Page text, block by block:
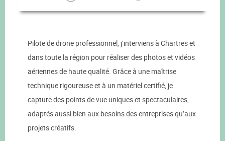
Pilote de drone professionnel, j’interviens à Chartres et
dans toute la région pour réaliser des photos et vidéos
aériennes de haute qualité. Grâce à une maîtrise
technique rigoureuse et à un matériel certifié, je
capture des points de vue uniques et spectaculaires,
adaptés aussi bien aux besoins des entreprises qu’aux
projets créatifs.